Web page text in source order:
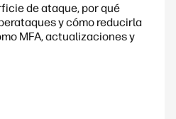
de ataque, por qué
y cómo reducirla
MFA, actualizaciones y